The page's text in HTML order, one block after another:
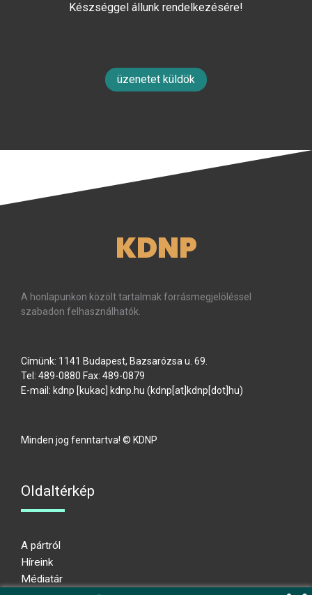
Készséggel állunk rendelkezésére!
üzenetet küldök
KDNP
A honlapunkon közölt tartalmak forrásmegjelöléssel
szabadon felhasználhatók.
Címünk: 1141 Budapest, Bazsarózsa u. 69.
Tel: 489-0880 Fax: 489-0879
E-mail: kdnp [kukac] kdnp hu (kdnp[at]kdnp[dot]hu)
Minden jog fenntartva! © KDNP
Oldaltérkép
A pártról
Híreink
Médiatár